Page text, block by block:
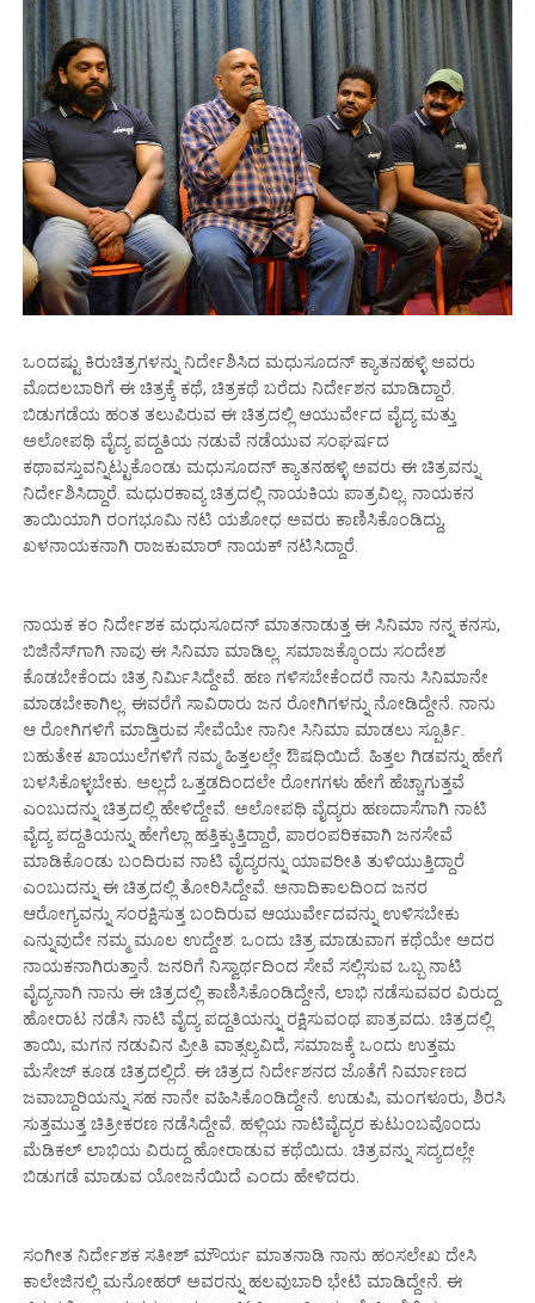
ಒಂದಷ್ಟು ಕಿರುಚಿತ್ರಗಳನ್ನು ನಿರ್ದೇಶಿಸಿದ ಮಧುಸೂದನ್ ಕ್ಯಾತನಹಳ್ಳಿ ಅವರು
ಮೊದಲಬಾರಿಗೆ ಈ ಚಿತ್ರಕ್ಕೆ ಕಥೆ, ಚಿತ್ರಕಥೆ ಬರೆದು ನಿರ್ದೇಶನ ಮಾಡಿದ್ದಾರೆ.
ಬಿಡುಗಡೆಯ ಹಂತ ತಲುಪಿರುವ ಈ ಚಿತ್ರದಲ್ಲಿ ಆಯುರ್ವೇದ ವೈದ್ಯ ಮತ್ತು
ಅಲೋಪಥಿ ವೈದ್ಯ ಪದ್ದತಿಯ ನಡುವೆ ನಡೆಯುವ ಸಂಘರ್ಷದ
ಕಥಾವಸ್ತುವನ್ನಿಟ್ಟುಕೊಂಡು ಮಧುಸೂದನ್ ಕ್ಯಾತನಹಳ್ಳಿ ಅವರು ಈ ಚಿತ್ರವನ್ನು
ನಿರ್ದೇಶಿಸಿದ್ದಾರೆ. ಮಧುರಕಾವ್ಯ ಚಿತ್ರದಲ್ಲಿ ನಾಯಕಿಯ ಪಾತ್ರವಿಲ್ಲ. ನಾಯಕನ
ತಾಯಿಯಾಗಿ ರಂಗಭೂಮಿ ನಟಿ ಯಶೋಧ ಅವರು ಕಾಣಿಸಿಕೊಂಡಿದ್ದು,
ಖಳನಾಯಕನಾಗಿ ರಾಜಕುಮಾರ್ ನಾಯಕ್ ನಟಿಸಿದ್ದಾರೆ.
ನಾಯಕ ಕಂ ನಿರ್ದೇಶಕ ಮಧುಸೂದನ್ ಮಾತನಾಡುತ್ತ ಈ ಸಿನಿಮಾ ನನ್ನ ಕನಸು,
ಬಿಜಿನೆಸ್‌ಗಾಗಿ ನಾವು ಈ ಸಿನಿಮಾ ಮಾಡಿಲ್ಲ. ಸಮಾಜಕ್ಕೊಂದು ಸಂದೇಶ
ಕೊಡಬೇಕೆಂದು ಚಿತ್ರ ನಿರ್ಮಿಸಿದ್ದೇವೆ. ಹಣ ಗಳಿಸಬೇಕೆಂದರೆ ನಾನು ಸಿನಿಮಾನೇ
ಮಾಡಬೇಕಾಗಿಲ್ಲ. ಈವರೆಗೆ ಸಾವಿರಾರು ಜನ ರೋಗಿಗಳನ್ನು ನೋಡಿದ್ದೇನೆ. ನಾನು
ಆ ರೋಗಿಗಳಿಗೆ ಮಾಡ್ತಿರುವ ಸೇವೆಯೇ ನಾನೀ ಸಿನಿಮಾ ಮಾಡಲು ಸ್ಪೂರ್ತಿ.
ಬಹುತೇಕ ಖಾಯುಲೆಗಳಿಗೆ ನಮ್ಮ ಹಿತ್ತಲಲ್ಲೇ ಔಷಧಿಯಿದೆ. ಹಿತ್ತಲ ಗಿಡವನ್ನು ಹೇಗೆ
ಬಳಸಿಕೊಳ್ಳಬೇಕು. ಅಲ್ಲದೆ ಒತ್ತಡದಿಂದಲೇ ರೋಗಗಳು ಹೇಗೆ ಹೆಚ್ಚಾಗುತ್ತವೆ
ಎಂಬುದನ್ನು ಚಿತ್ರದಲ್ಲಿ ಹೇಳಿದ್ದೇವೆ. ಅಲೋಪಥಿ ವೈದ್ಯರು ಹಣದಾಸೆಗಾಗಿ ನಾಟಿ
ವೈದ್ಯ ಪದ್ದತಿಯನ್ನು ಹೇಗೆಲ್ಲಾ ಹತ್ತಿಕ್ಕುತ್ತಿದ್ದಾರೆ, ಪಾರಂಪರಿಕವಾಗಿ ಜನಸೇವೆ
ಮಾಡಿಕೊಂಡು ಬಂದಿರುವ ನಾಟಿ ವೈದ್ಯರನ್ನು ಯಾವರೀತಿ ತುಳಿಯುತ್ತಿದ್ದಾರೆ
ಎಂಬುದನ್ನು ಈ ಚಿತ್ರದಲ್ಲಿ ತೋರಿಸಿದ್ದೇವೆ. ಅನಾದಿಕಾಲದಿಂದ ಜನರ
ಆರೋಗ್ಯವನ್ನು ಸಂರಕ್ಷಿಸುತ್ತ ಬಂದಿರುವ ಆಯುರ್ವೇದವನ್ನು ಉಳಿಸಬೇಕು
ಎನ್ನುವುದೇ ನಮ್ಮ ಮೂಲ ಉದ್ದೇಶ. ಒಂದು ಚಿತ್ರ ಮಾಡುವಾಗ ಕಥೆಯೇ ಅದರ
ನಾಯಕನಾಗಿರುತ್ತಾನೆ. ಜನರಿಗೆ ನಿಸ್ವಾರ್ಥದಿಂದ ಸೇವೆ ಸಲ್ಲಿಸುವ ಒಬ್ಬ ನಾಟಿ
ವೈದ್ಯನಾಗಿ ನಾನು ಈ ಚಿತ್ರದಲ್ಲಿ ಕಾಣಿಸಿಕೊಂಡಿದ್ದೇನೆ, ಲಾಭಿ ನಡೆಸುವವರ ವಿರುದ್ದ
ಹೋರಾಟ ನಡೆಸಿ ನಾಟಿ ವೈದ್ಯ ಪದ್ದತಿಯನ್ನು ರಕ್ಷಿಸುವಂಥ ಪಾತ್ರವದು. ಚಿತ್ರದಲ್ಲಿ
ತಾಯಿ, ಮಗನ ನಡುವಿನ ಪ್ರೀತಿ ವಾತ್ಸಲ್ಯವಿದೆ, ಸಮಾಜಕ್ಕೆ ಒಂದು ಉತ್ತಮ
ಮೆಸೇಜ್ ಕೂಡ ಚಿತ್ರದಲ್ಲಿದೆ. ಈ ಚಿತ್ರದ ನಿರ್ದೇಶನದ ಜೊತೆಗೆ ನಿರ್ಮಾಣದ
ಜವಾಬ್ದಾರಿಯನ್ನು ಸಹ ನಾನೇ ವಹಿಸಿಕೊಂಡಿದ್ದೇನೆ. ಉಡುಪಿ, ಮಂಗಳೂರು, ಶಿರಸಿ
ಸುತ್ತಮುತ್ತ ಚಿತ್ರೀಕರಣ ನಡೆಸಿದ್ದೇವೆ. ಹಳ್ಲಿಯ ನಾಟಿವೈದ್ಯರ ಕುಟುಂಬವೊಂದು
ಮೆಡಿಕಲ್ ಲಾಭಿಯ ವಿರುದ್ದ ಹೋರಾಡುವ ಕಥೆಯಿದು. ಚಿತ್ರವನ್ನು ಸದ್ಯದಲ್ಲೇ
ಬಿಡುಗಡೆ ಮಾಡುವ ಯೋಜನೆಯಿದೆ ಎಂದು ಹೇಳಿದರು.
ಸಂಗೀತ ನಿರ್ದೇಶಕ ಸತೀಶ್ ಮೌರ್ಯ ಮಾತನಾಡಿ ನಾನು ಹಂಸಲೇಖ ದೇಸಿ
ಕಾಲೇಜಿನಲ್ಲಿ ಮನೋಹರ್ ಅವರನ್ನು ಹಲವುಬಾರಿ ಭೇಟಿ ಮಾಡಿದ್ದೇನೆ. ಈ